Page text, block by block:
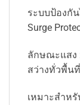
ระบบป้องกั
Surge
ลักษณะแสง
สว่างทั่วพื้น
เหมาะสำหรั